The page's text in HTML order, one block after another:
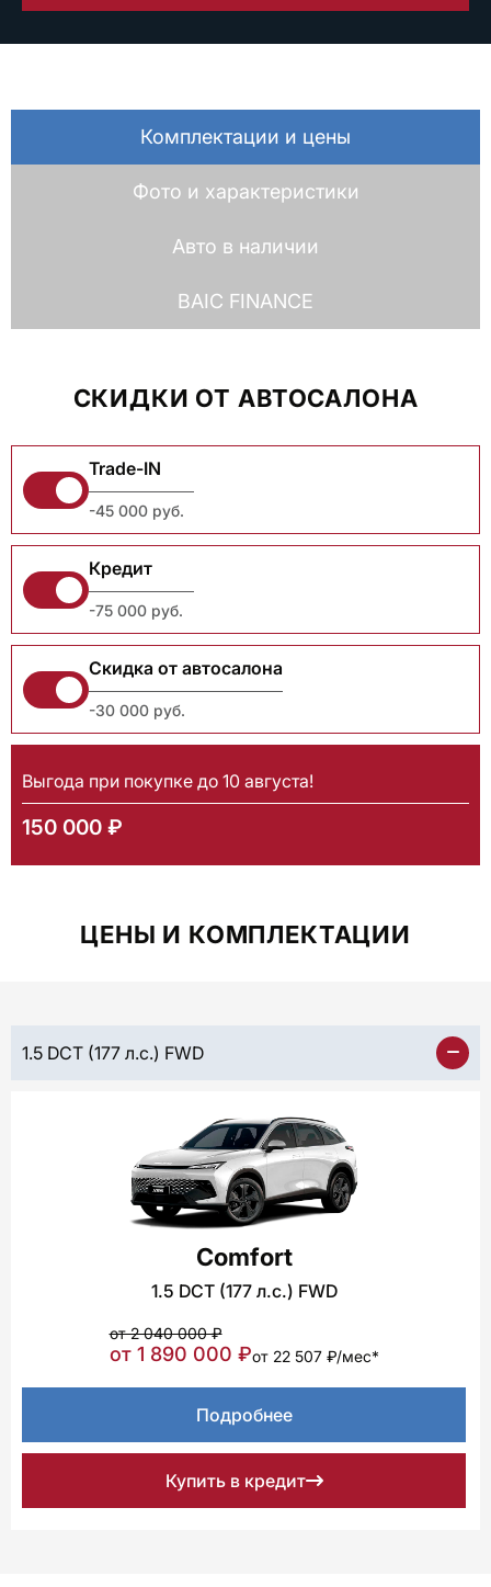
Комплектации и цены
Фото и характеристики
Авто в наличии
BAIC FINANCE
СКИДКИ ОТ АВТОСАЛОНА
Trade-IN
-45 000 руб.
Кредит
-75 000 руб.
Скидка от автосалона
-30 000 руб.
Выгода при покупке до 10 августа!
150 000 ₽
ЦЕНЫ И КОМПЛЕКТАЦИИ
1.5 DCT (177 л.с.) FWD
Comfort
1.5 DCT (177 л.с.) FWD
от 2 040 000 ₽
от 1 890 000 ₽от 22 507 ₽/мес*
Подробнее
Купить в кредит